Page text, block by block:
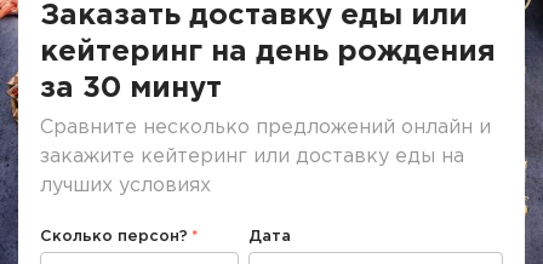
Заказать доставку еды или
кейтеринг на день рождения
за 30 минут
Сравните несколько предложений онлайн и
закажите кейтеринг или доставку еды на
лучших условиях
Сколько персон? Дата